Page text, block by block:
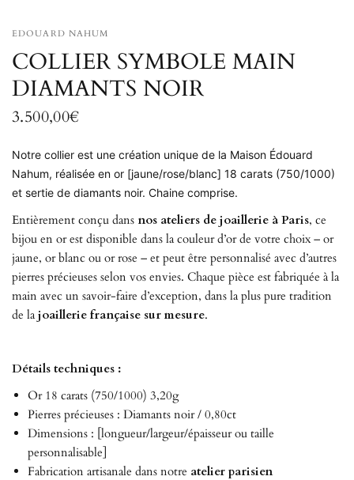
EDOUARD NAHUM
COLLIER SYMBOLE MAIN
DIAMANTS NOIR
3.500,00€
Notre collier est une création unique de la Maison Édouard
Nahum, réalisée en or [jaune/rose/blanc] 18 carats (750/1000)
et sertie de diamants noir. Chaine comprise.
Entièrement conçu dans nos ateliers de joaillerie à Paris, ce
bijou en or est disponible dans la couleur d’or de votre choix – or
jaune, or blanc ou or rose – et peut être personnalisé avec d’autres
pierres précieuses selon vos envies. Chaque pièce est fabriquée à la
main avec un savoir-faire d’exception, dans la plus pure tradition
de lajoaillerie française sur mesure.
Détails techniques :
Or 18 carats (750/1000) 3,20g
Pierres précieuses : Diamants noir / 0,80ct
Dimensions : [longueur/largeur/épaisseur ou taille
personnalisable]
Fabrication artisanale dans notre atelier parisien